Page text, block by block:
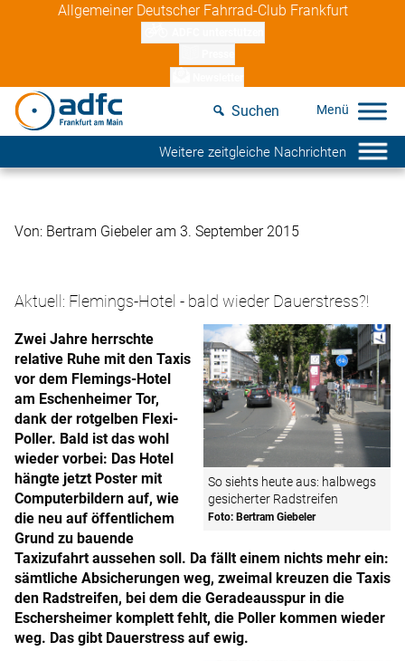
Allgemeiner Deutscher Fahrrad-Club Frankfurt
Suchen
Weitere zeitgleiche Nachrichten
Von: Bertram Giebeler am 3. September 2015
Aktuell: Flemings-Hotel - bald wieder Dauerstress?!
So siehts heute aus: halbwegs
gesicherter Radstreifen
Foto: Bertram Giebeler
Zwei Jahre herrschte
relative Ruhe mit den Taxis
vor dem Flemings-Hotel
am Eschenheimer Tor,
dank der rotgelben Flexi-
Poller. Bald ist das wohl
wieder vorbei: Das Hotel
hängte jetzt Poster mit
Computerbildern auf, wie
die neu auf öffentlichem
Grund zu bauende
Taxizufahrt aussehen soll. Da fällt einem nichts mehr ein:
sämtliche Absicherungen weg, zweimal kreuzen die Taxis
den Radstreifen, bei dem die Geradeausspur in die
Eschersheimer komplett fehlt, die Poller kommen wieder
weg. Das gibt Dauerstress auf ewig.